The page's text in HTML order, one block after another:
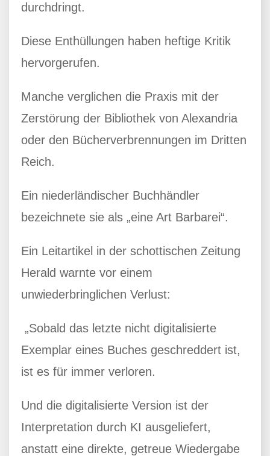
durchdringt.
Diese Enthüllungen haben heftige Kritik
hervorgerufen.
Manche verglichen die Praxis mit der
Zerstörung der Bibliothek von Alexandria
oder den Bücherverbrennungen im Dritten
Reich.
Ein niederländischer Buchhändler
bezeichnete sie als „eine Art Barbarei“.
Ein Leitartikel in der schottischen Zeitung
Herald warnte vor einem
unwiederbringlichen Verlust:
„Sobald das letzte nicht digitalisierte
Exemplar eines Buches geschreddert ist,
ist es für immer verloren.
Und die digitalisierte Version ist der
Interpretation durch KI ausgeliefert,
anstatt eine direkte, getreue Wiedergabe